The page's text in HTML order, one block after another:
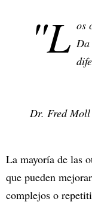
"L os
Dr. Fred Moll
La mayoría de las
que pueden
complejos o